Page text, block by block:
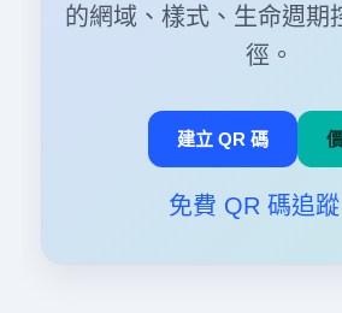
的網域、樣式、生命週期
徑。
建立 QR 碼
免費 QR 碼追